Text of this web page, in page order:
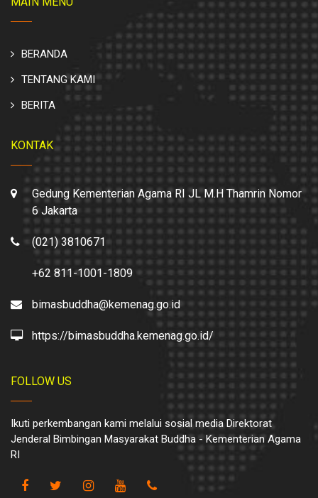
BERANDA
TENTANG KAMI
BERITA
KONTAK
Gedung Kementerian Agama RI JL M.H Thamrin Nomor
6 Jakarta
(021) 3810671
+62 811-1001-1809
bimasbuddha@kemenag.go.id
https://bimasbuddha.kemenag.go.id/
FOLLOW US
Ikuti perkembangan kami melalui sosial media Direktorat
Jenderal Bimbingan Masyarakat Buddha - Kementerian Agama
RI